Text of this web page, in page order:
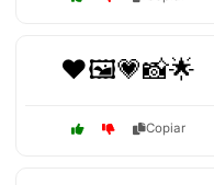
❤️🖼️💗📸🌟
Copiar